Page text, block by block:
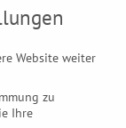
Website weiter
zu
Ihre